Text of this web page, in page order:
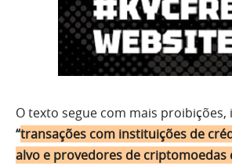
O texto segue com mais proibições,
“transações com instituições de
alvo e provedores de criptomoedas